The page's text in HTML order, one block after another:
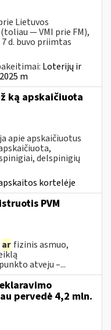
Lietuvos
— VMI prie FM),
d. buvo priimtas
Loterijų ir
m
ką apskaičiuota
apie apskaičiuotus
delspinigių
kortelėje
PVM
ar fizinis asmuo,
punkto atveju –...
pervedė 4,2 mln.